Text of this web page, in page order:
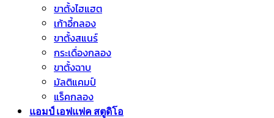
ขาตั้งไฮแฮต
เก้าอี้กลอง
ขาตั้งสแนร์
กระเดื่องกลอง
ขาตั้งฉาบ
มัลติแคมป์
แร็คกลอง
แอมป์ เอฟแฟค สตูดิโอ